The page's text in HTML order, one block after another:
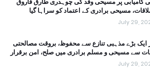
کامیابی پر مسیحی وفد کی چوہدری طارق فاروق
مسیحی برادری کے اعتماد کو سراہا گیا
July 29,
ایک بڑے مذہبی تنازع سے محفوظ، بروقت مصالحتی
سے مسیحی و مسلم برادری میں صلح، امن برقرار
July 29,